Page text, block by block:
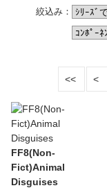
絞込み：
FF8(Non-
Fict)Animal
Disguises